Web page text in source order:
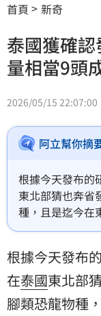
首頁 新奇
泰國獲確
量相當9頭
2026/05/15 22:07:00
阿立幫你摘
根據今天發布的
東北部猜也奔省
種，且是迄今在
相當9頭成年亞
根據今天發布
在泰國東北部
腳類恐龍物種